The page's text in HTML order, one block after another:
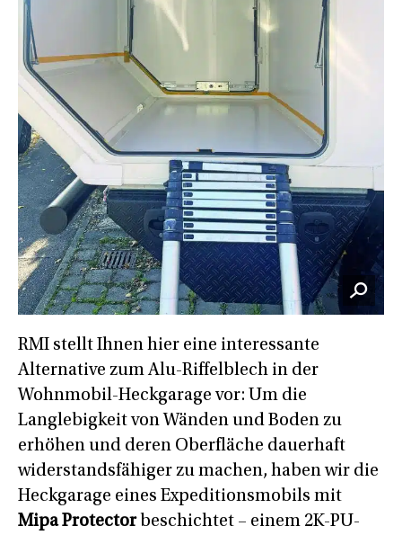
RMI stellt Ihnen hier eine interessante
Alternative zum Alu-Riffelblech in der
Wohnmobil-Heckgarage vor: Um die
Langlebigkeit von Wänden und Boden zu
erhöhen und deren Oberfläche dauerhaft
widerstandsfähiger zu machen, haben wir die
Heckgarage eines Expeditionsmobils mit
Mipa Protectorbeschichtet – einem 2K-PU-